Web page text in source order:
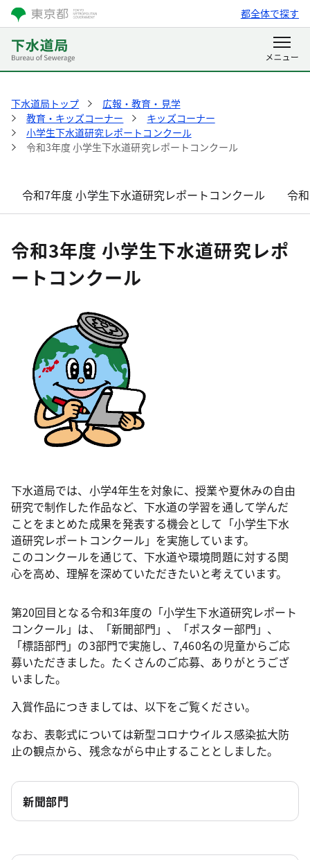
都全体で探す
下水道局トップ
広報・教育・見学
教育・キッズコーナー
キッズコーナー
小学生下水道研究レポートコンクール
令和3年度 小学生下水道研究レポートコンクール
令和7年度 小学生下水道研究レポートコンクール 令
令和3年度 小学生下水道研究レポ
ートコンクール
下水道局では、小学4年生を対象に、授業や夏休みの自由
研究で制作した作品など、下水道の学習を通して学んだ
ことをまとめた成果を発表する機会として「小学生下水
道研究レポートコンクール」を実施しています。
このコンクールを通じて、下水道や環境問題に対する関
心を高め、理解を深めていただきたいと考えています。
第20回目となる令和3年度の「小学生下水道研究レポート
コンクール」は、「新聞部門」、「ポスター部門」、
「標語部門」の3部門で実施し、7,460名の児童からご応
募いただきました。たくさんのご応募、ありがとうござ
いました。
入賞作品につきましては、以下をご覧ください。
なお、表彰式については新型コロナウイルス感染拡大防
止の観点から、残念ながら中止することとしました。
新聞部門